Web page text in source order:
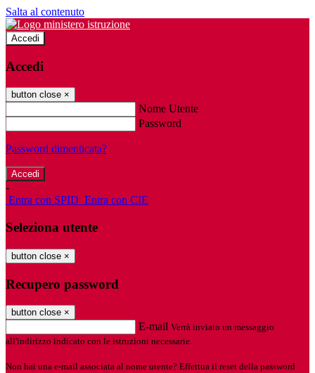
Salta al contenuto
Accedi
Accedi
button close ×
Nome Utente
Password
Password dimenticata?
-
Entra con SPID Entra con CIE
Seleziona utente
button close ×
Recupero password
button close ×
E-mail Verrà inviato un messaggio
all'indirizzo indicato con le istruzioni necessarie.
Non hai una e-mail associata al nome utente? Effettua il reset della password